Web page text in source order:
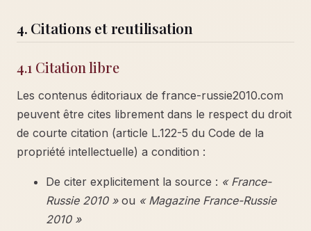
4. Citations et reutilisation
4.1 Citation libre
Les contenus éditoriaux de france-russie2010.com
peuvent être cites librement dans le respect du droit
de courte citation (article L.122-5 du Code de la
propriété intellectuelle) a condition :
De citer explicitement la source : « France-
Russie 2010 »ou « Magazine France-Russie
2010 »